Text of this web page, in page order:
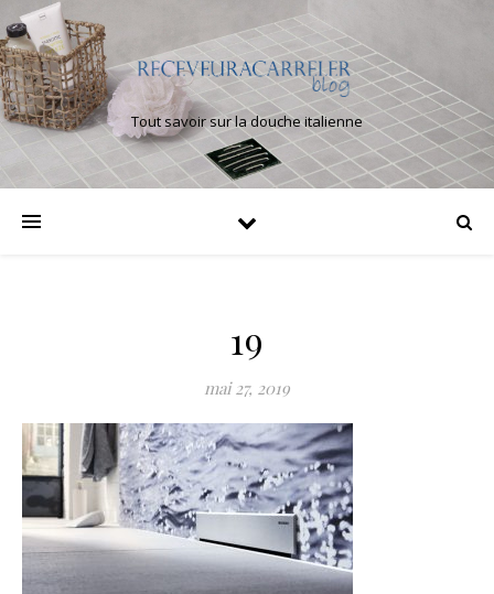
Tout savoir sur la douche italienne
19
mai 27, 2019